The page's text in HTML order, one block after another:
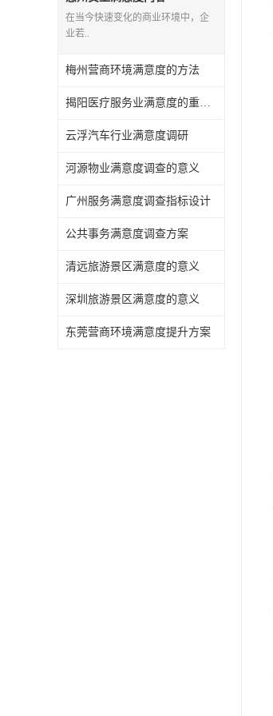
在当今快速变化的商业环境中，企
业若..
梅州营商环境满意度的方法
揭阳医疗服务业满意度的重要性有哪些
云浮汽车行业满意度调研
河源物业满意度调查的意义
广州服务满意度调查指标设计
公共事务满意度调查方案
清远旅游景区满意度的意义
深圳旅游景区满意度的意义
东莞营商环境满意度提升方案